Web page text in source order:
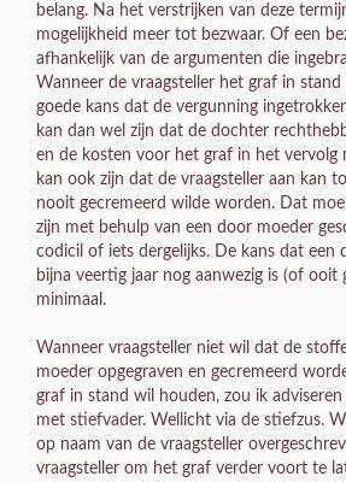
belang. Na het verstrijken van deze
mogelijkheid meer tot bezwaar. Of een
afhankelijk van de argumenten die
Wanneer de vraagsteller het graf in
goede kans dat de vergunning
kan dan wel zijn dat de dochter
en de kosten voor het graf in het vervolg
kan ook zijn dat de vraagsteller aan kan
nooit gecremeerd wilde worden. Dat
zijn met behulp van een door moeder
codicil of iets dergelijks. De kans dat een
bijna veertig jaar nog aanwezig is (of ooit
minimaal.
Wanneer vraagsteller niet wil dat de
moeder opgegraven en gecremeerd
graf in stand wil houden, zou ik
met stiefvader. Wellicht via de stiefzus.
op naam van de vraagsteller
vraagsteller om het graf verder voort te